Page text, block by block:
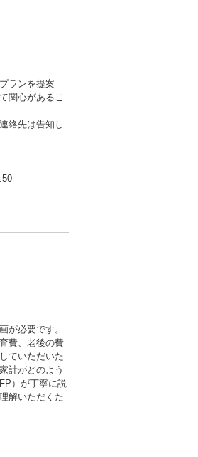
ランを提案
関心があるこ
絡先は告知し
が必要です。
費、老後の費
ていただいた
計がどのよう
）が丁寧に説
解いただくた